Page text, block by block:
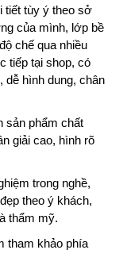
tiết tùy ý theo sở
của mình, lớp bề
chế qua nhiều
tiếp tại shop, có
dễ hình dung, chân
sản phẩm chất
giải cao, hình rõ
trong nghề,
theo ý khách,
thẩm mỹ.
tham khảo phía